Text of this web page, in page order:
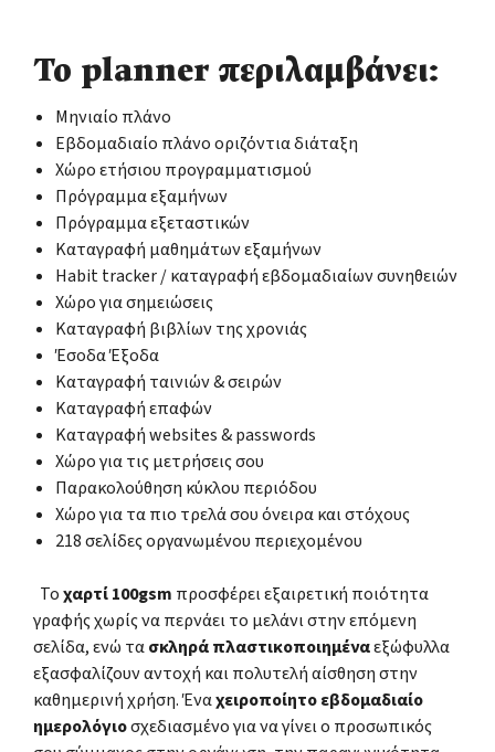
Το planner περιλαμβάνει:
Μηνιαίο πλάνο
Εβδομαδιαίο πλάνο οριζόντια διάταξη
Χώρο ετήσιου προγραμματισμού
Πρόγραμμα εξαμήνων
Πρόγραμμα εξεταστικών
Καταγραφή μαθημάτων εξαμήνων
Habit tracker / καταγραφή εβδομαδιαίων συνηθειών
Χώρο για σημειώσεις
Καταγραφή βιβλίων της χρονιάς
Έσοδα Έξοδα
Καταγραφή ταινιών & σειρών
Καταγραφή επαφών
Καταγραφή websites & passwords
Χώρο για τις μετρήσεις σου
Παρακολούθηση κύκλου περιόδου
Χώρο για τα πιο τρελά σου όνειρα και στόχους
218 σελίδες οργανωμένου περιεχομένου
Τοχαρτί 100gsm προσφέρει εξαιρετική ποιότητα
γραφής χωρίς να περνάει το μελάνι στην επόμενη
σελίδα, ενώ τασκληρά πλαστικοποιημέναεξώφυλλα
εξασφαλίζουν αντοχή και πολυτελή αίσθηση στην
καθημερινή χρήση. Έναχειροποίητο εβδομαδιαίο
ημερολόγιοσχεδιασμένο για να γίνει ο προσωπικός